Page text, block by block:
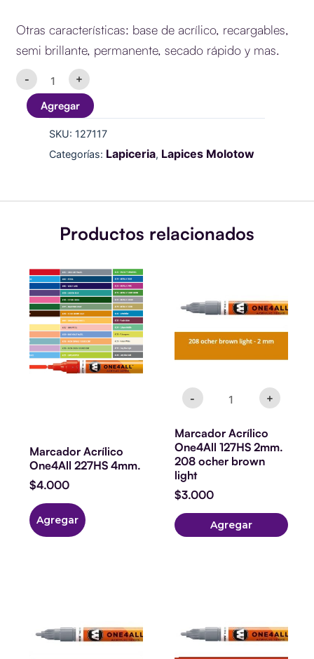
Otras características: base de acrílico, recargables,
semi brillante, permanente, secado rápido y mas.
-
Marcador
Acrílico
One4All
127HS
peach
pastel
cantidad
+
Agregar
SKU: 127117
Categorías: Lapiceria, Lapices Molotow
Productos relacionados
Marcador Acrílico
One4All 227HS 4mm.
$4.000
Agregar
Este
producto
tiene
múltiples
variantes.
Las
elegir
en
la
página
de
-
127HS
2mm.
ocher
light
+
Marcador Acrílico
One4All 127HS 2mm.
208 ocher brown
light
$3.000
Agregar
127HS
2mm
127HS
2mm.